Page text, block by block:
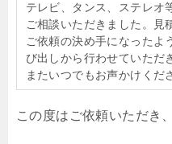
テレビ、タンス、ステレオ
ご相談いただきました。見
ご依頼の決め手になったよ
び出しから行わせていただ
またいつでもお声かけくだ
この度はご依頼いただき